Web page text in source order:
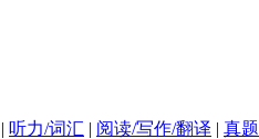
| 听力/词汇 | 阅读/写作/翻译 | 真